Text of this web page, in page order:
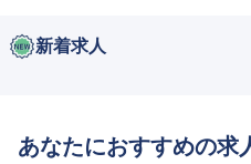
新着求人
あなたにおすすめの求